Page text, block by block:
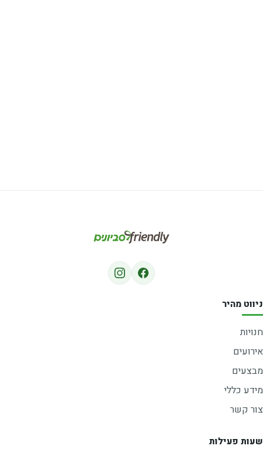
ניווט מהיר
חנויות
אירועים
מבצעים
מידע כללי
צור קשר
שעות פעילות